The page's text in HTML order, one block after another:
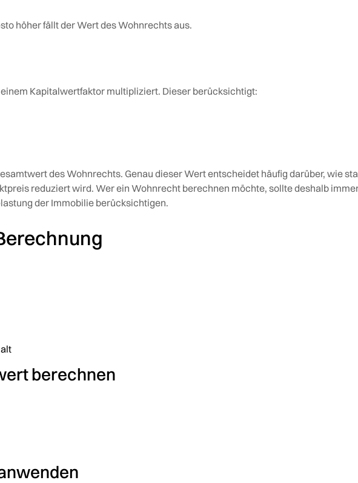
höher fällt der Wert des Wohnrechts aus.
Kapitalwertfaktor multipliziert. Dieser berücksichtigt:
des Wohnrechts. Genau dieser Wert entscheidet häufig darüber, wie
reduziert wird. Wer ein Wohnrecht berechnen möchte, sollte deshalb
der Immobilie berücksichtigen.
berechnen